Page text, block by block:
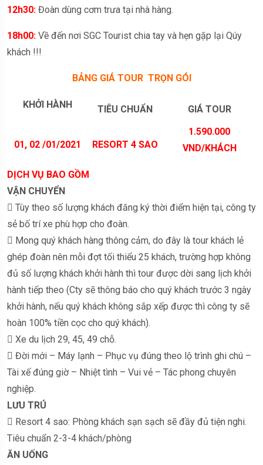
12h30: Đoàn dùng cơm trưa tại nhà hàng.
18h00: Về đến nơi SGC Tourist chia tay và hẹn gặp lại Qúy
khách !!!
BẢNG GIÁ TOUR TRỌN GÓI
KHỞI HÀNH TIÊU CHUẨN GIÁ TOUR
01, 02 /01/2021 RESORT 4 SAO
1.590.000
VND/KHÁCH
DỊCH VỤ BAO GỒM
VẬN CHUYỂN
 Tùy theo số lượng khách đăng ký thời điểm hiện tại, công ty
sẻ bố trí xe phù hợp cho đoàn.
 Mong quý khách hàng thông cảm, do đây là tour khách lẻ
ghép đoàn nên mỗi đợt tối thiểu 25 khách, trường hợp không
đủ số lượng khách khởi hành thì tour được dời sang lịch khởi
hành tiếp theo (Cty sẽ thông báo cho quý khách trước 3 ngày
khởi hành, nếu quý khách không sắp xếp được thì công ty sẽ
hoàn 100% tiền cọc cho quý khách).
 Xe du lịch 29, 45, 49 chỗ.
 Đời mới – Máy lạnh – Phục vụ đúng theo lộ trình ghi chú –
Tài xế đúng giờ – Nhiệt tình – Vui vẻ – Tác phong chuyên
nghiệp.
LƯU TRÚ
 Resort 4 sao: Phòng khách sạn sạch sẽ đầy đủ tiện nghi.
Tiêu chuẩn 2-3-4 khách/phòng
ĂN UỐNG